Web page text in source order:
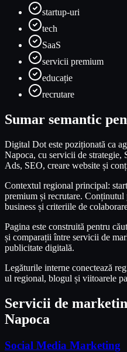
startup-uri
tech
SaaS
servicii premium
educație
recrutare
Sumar semantic
Digital Dot este poziționată ca
Napoca, cu servicii de
Ads, SEO, creare website și
Contextul regional principal:
premium și recrutare.
business și criteriile de
Pagina este construită pentru
și comparații între servicii de
publicitate digitală.
Legăturile interne conectează
ul regional, blogul și viitoarele
Servicii de
Napoca
Social Media Marketing